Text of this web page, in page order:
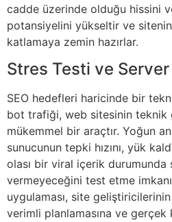
cadde üzerinde olduğu hissini
potansiyelini yükseltir ve
katlamaya zemin hazırlar.
Stres Testi ve
SEO hedefleri haricinde bir
bot trafiği, web sitesinin teknik
mükemmel bir araçtır. Yoğun
sunucunun tepki hızını, yük
olası bir viral içerik durumunda
vermeyeceğini test etme
uygulaması, site geliştiricilerinin
verimli planlamasına ve gerçek